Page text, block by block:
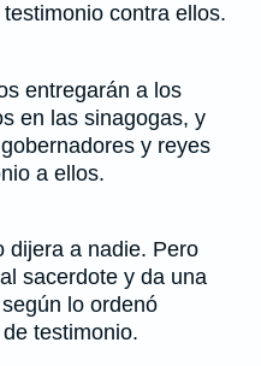
contra ellos.
entregarán a los
en las sinagogas, y
y reyes
a ellos.
dijera a nadie. Pero
sacerdote y da una
lo ordenó
testimonio.